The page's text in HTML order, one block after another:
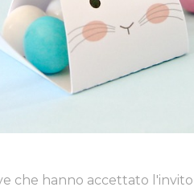
che hanno accettato